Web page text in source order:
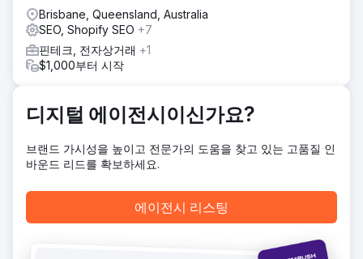
다. 현재 이 사이트는 90페이지가 넘는 최적화된 콘텐츠를 보
유하고 있습니다. 저희는 트래픽 가치의 지속적인 증가를 통해
최고 트래픽 수준을 회복하고 초과 달성했습니다. 저희는 알고
리즘 업데이트 및 Google의 AI 개요에 적응하기 위해 해당 팀
과 긴밀히 협력하고 있습니다.
250개 이상의 키워드에서 Google 순위가 10,000회 이상 상
승 3년 동안 미처리 사례가 49% 증가 사이트 신규 사용자가
Brisbane, Queensland, Australia
SEO, Shopify SEO +7
핀테크, 전자상거래 +1
$1,000부터 시작
디지털 에이전시이신가요?
브랜드 가시성을 높이고 전문가의 도움을 찾고 있는 고품질 인
바운드 리드를 확보하세요.
에이전시 리스팅